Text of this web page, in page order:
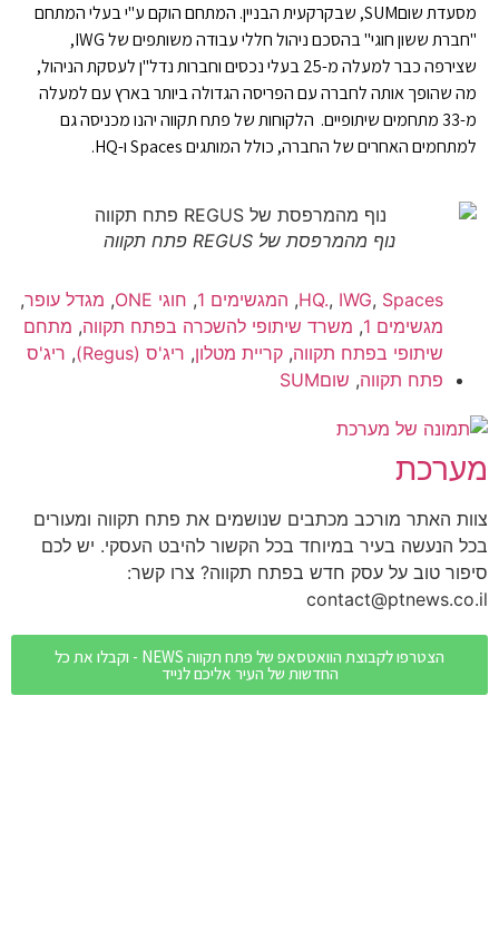
מסעדת שוםSUM, שבקרקעית הבניין. המתחם הוקם ע"י בעלי המתחם
"חברת ששון חוגי" בהסכם ניהול חללי עבודה משותפים של IWG,
שצירפה כבר למעלה מ-25 בעלי נכסים וחברות נדל"ן לעסקת הניהול,
מה שהופך אותה לחברה עם הפריסה הגדולה ביותר בארץ עם למעלה
מ-33 מתחמים שיתופיים. הלקוחות של פתח תקווה יהנו מכניסה גם
למתחמים האחרים של החברה, כולל המותגים Spaces ו-HQ.
נוף מהמרפסת של REGUS פתח תקווה
HQ., IWG, Spaces
, המגשימים 1 , חוגי ONE , מגדל עופר,
מגשימים 1
, משרד שיתופי להשכרה בפתח תקווה, מתחם
שיתופי בפתח תקווה, קריית מטלון, ריג'ס (Regus) , ריג'ס
פתח תקווה, שוםSUM
מערכת
צוות האתר מורכב מכתבים שנושמים את פתח תקווה ומעורים
בכל הנעשה בעיר במיוחד בכל הקשור להיבט העסקי. יש לכם
סיפור טוב על עסק חדש בפתח תקווה? צרו קשר:
contact@ptnews.co.il
הצטרפו לקבוצת הוואטסאפ של פתח תקווה NEWS - וקבלו את כל
החדשות של העיר אליכם לנייד